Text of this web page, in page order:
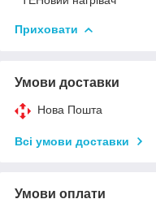
Приховати
Умови доставки
Нова Пошта
Всі умови доставки
Умови оплати